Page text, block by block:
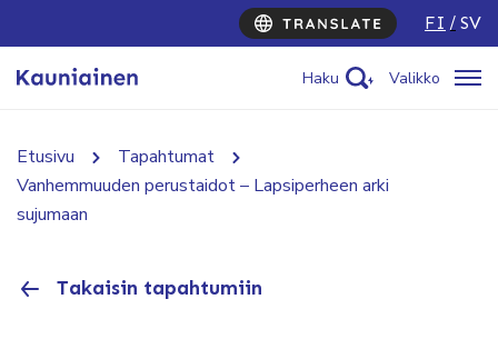
FI SV
Haku Valikko
Etusivu
Tapahtumat
Vanhemmuuden perustaidot – Lapsiperheen arki
sujumaan
Takaisin tapahtumiin